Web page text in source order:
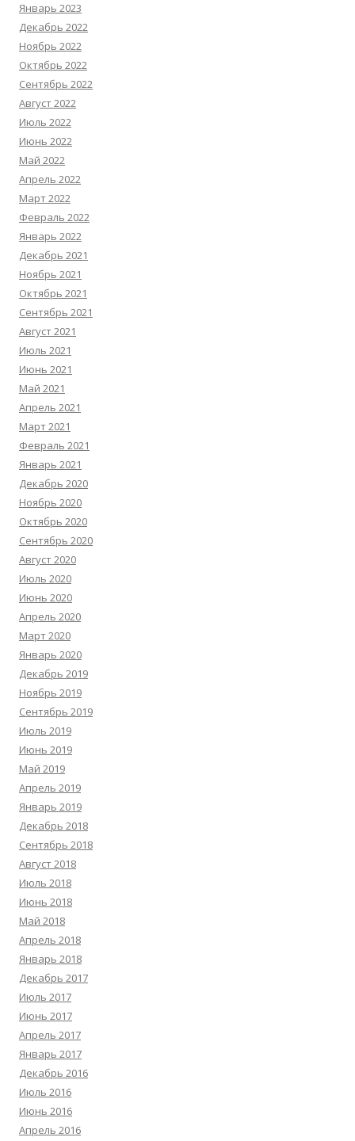
Январь 2023
Декабрь 2022
Ноябрь 2022
Октябрь 2022
Сентябрь 2022
Август 2022
Июль 2022
Июнь 2022
Май 2022
Апрель 2022
Март 2022
Февраль 2022
Январь 2022
Декабрь 2021
Ноябрь 2021
Октябрь 2021
Сентябрь 2021
Август 2021
Июль 2021
Июнь 2021
Май 2021
Апрель 2021
Март 2021
Февраль 2021
Январь 2021
Декабрь 2020
Ноябрь 2020
Октябрь 2020
Сентябрь 2020
Август 2020
Июль 2020
Июнь 2020
Апрель 2020
Март 2020
Январь 2020
Декабрь 2019
Ноябрь 2019
Сентябрь 2019
Июль 2019
Июнь 2019
Май 2019
Апрель 2019
Январь 2019
Декабрь 2018
Сентябрь 2018
Август 2018
Июль 2018
Июнь 2018
Май 2018
Апрель 2018
Январь 2018
Декабрь 2017
Июль 2017
Июнь 2017
Апрель 2017
Январь 2017
Декабрь 2016
Июль 2016
Июнь 2016
Апрель 2016